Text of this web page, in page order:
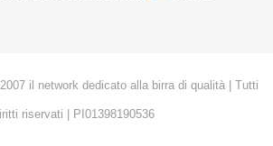
il network dedicato alla birra di qualità | Tutti
riservati | PI01398190536